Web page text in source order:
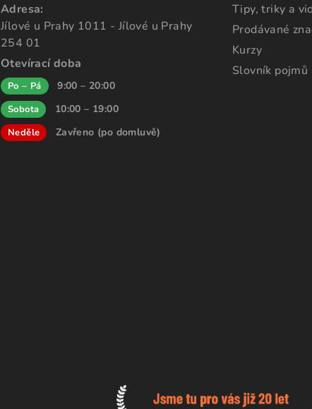
Adresa:
Jílové u Prahy 1011 - Jílové u Prahy
254 01
Otevírací doba
Po – Pá 9:00 – 20:00
Sobota 10:00 – 19:00
Neděle Zavřeno (po domluvě)
Tipy, triky a
Prodávané
Kurzy
Slovník pojmů